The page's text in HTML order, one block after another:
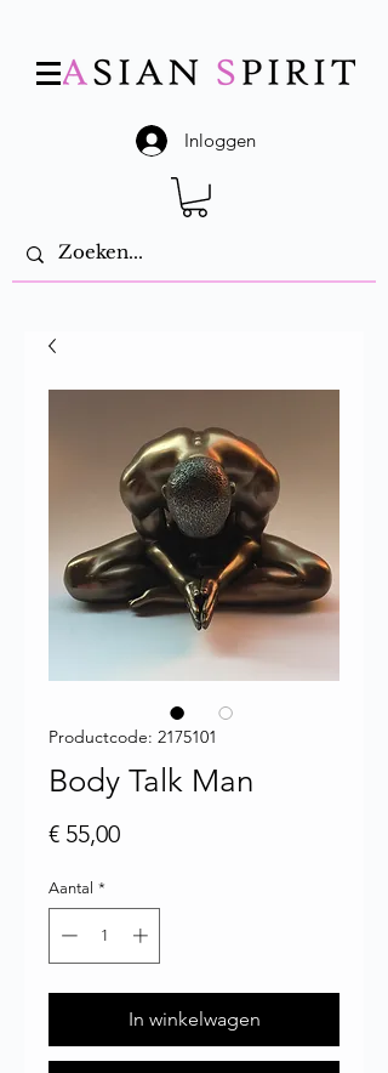
Inloggen
Productcode: 2175101
Body Talk Man
€ 55,00Prijs
Aantal *
In winkelwagen